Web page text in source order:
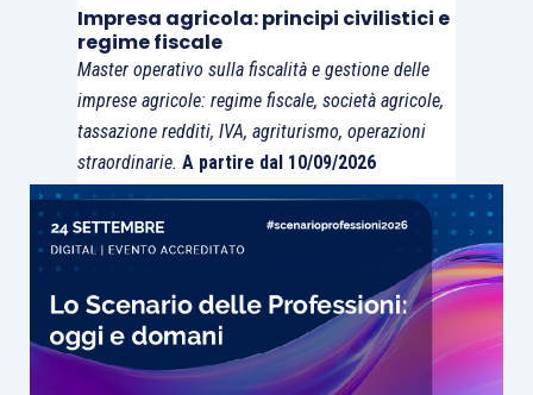
Impresa agricola: principi civilistici e
regime fiscale
Master operativo sulla fiscalità e gestione delle
imprese agricole: regime fiscale, società agricole,
tassazione redditi, IVA, agriturismo, operazioni
straordinarie. A partire dal 10/09/2026